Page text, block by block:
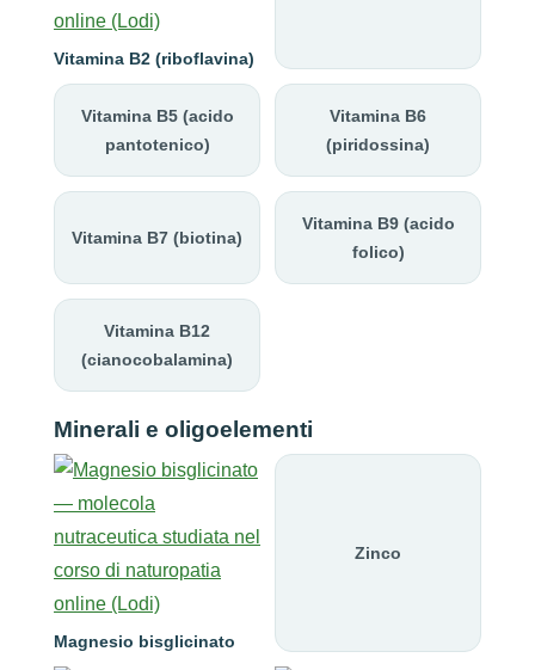
Vitamina B2 (riboflavina)
Vitamina B5 (acido
pantotenico)
Vitamina B6
(piridossina)
Vitamina B7 (biotina)
Vitamina B9 (acido
folico)
Vitamina B12
(cianocobalamina)
Minerali e oligoelementi
Magnesio bisglicinato
Zinco